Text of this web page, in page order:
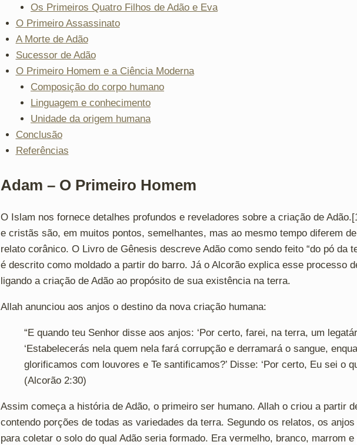
Os Primeiros Quatro Filhos de Adão e Eva
O Primeiro Assassinato
A Morte de Adão
Sucessor de Adão
O Primeiro Homem e a Ciência Moderna
Composição do corpo humano
Linguagem e conhecimento
Unidade da origem humana
Conclusão
Referências
Adam – O Primeiro Homem
O Islam nos fornece detalhes profundos e reveladores sobre a criação de
e cristãs são, em muitos pontos, semelhantes, mas ao mesmo tempo diferem
relato corânico. O Livro de Gênesis descreve Adão como sendo feito “do pó da
é descrito como moldado a partir do barro. Já o Alcorão explica esse processo
ligando a criação de Adão ao propósito de sua existência na terra.
Allah anunciou aos anjos o destino da nova criação humana:
“E quando teu Senhor disse aos anjos: ‘Por certo, farei, na terra, um
‘Estabelecerás nela quem nela fará corrupção e derramará o sangue,
glorificamos com louvores e Te santificamos?’ Disse: ‘Por certo, Eu sei o
(Alcorão 2:30)
Assim começa a história de Adão, o primeiro ser humano. Allah o criou a partir
contendo porções de todas as variedades da terra. Segundo os relatos, os
para coletar o solo do qual Adão seria formado. Era vermelho, branco, marrom